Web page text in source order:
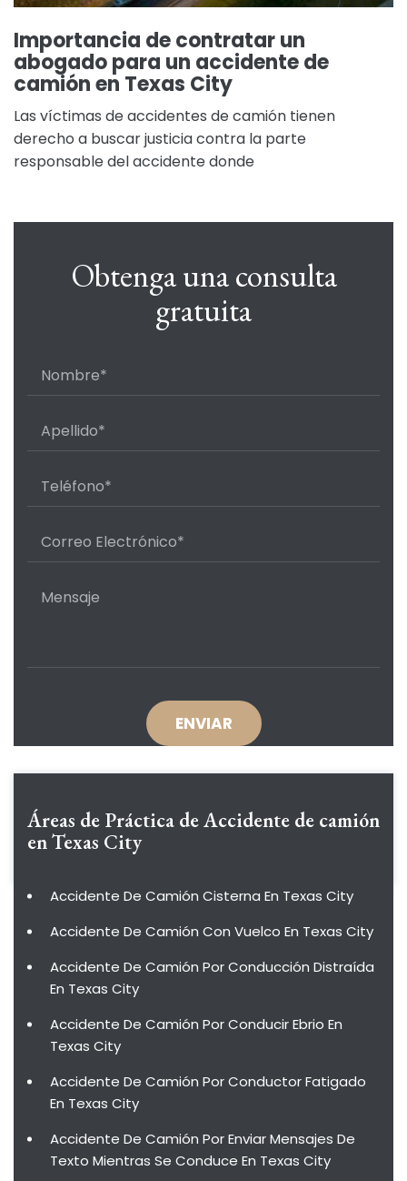
Importancia de contratar un
abogado para un accidente de
camión en Texas City
Las víctimas de accidentes de camión tienen
derecho a buscar justicia contra la parte
responsable del accidente donde
Obtenga una consulta
gratuita
Áreas de Práctica deAccidente de camión
en Texas City
Accidente De Camión Cisterna En Texas City
Accidente De Camión Con Vuelco En Texas City
Accidente De Camión Por Conducción Distraída
En Texas City
Accidente De Camión Por Conducir Ebrio En
Texas City
Accidente De Camión Por Conductor Fatigado
En Texas City
Accidente De Camión Por Enviar Mensajes De
Texto Mientras Se Conduce En Texas City